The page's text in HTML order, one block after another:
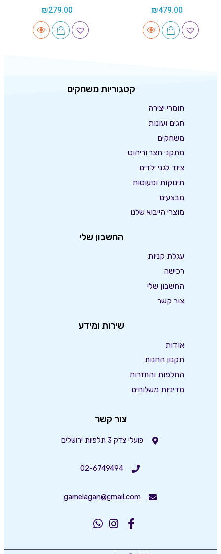
₪479.00
₪279.00
קטגוריות משחקים
חומרי יצירה
חגים ועונות
משחקים
מתקני חצר וריהוט
ציוד לגני ילדים
תינוקות ופעוטות
מבצעים
מוצרי הייבוא שלנו
החשבון שלי
עגלת קניות
רכישה
החשבון שלי
צור קשר
שירות ומידע
אודות
תקנון החנות
החלפות והחזרות
מדיניות משלוחים
צור קשר
פועלי צדק 3 תלפיות ירושלים
02-6749494
gamelagan@gmail.com